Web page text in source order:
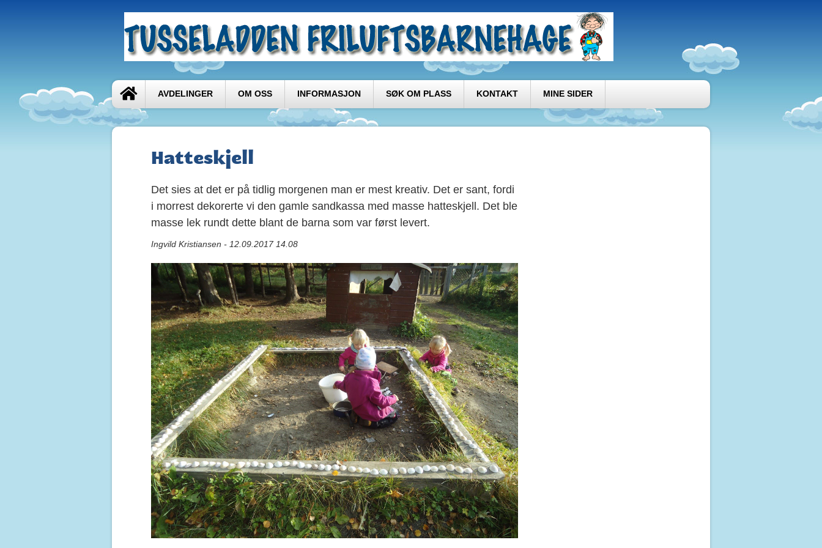
AVDELINGER OM OSS INFORMASJON SØK OM PLASS KONTAKT MINE SIDER
Hatteskjell
Det sies at det er på tidlig morgenen man er mest kreativ. Det er sant, fordi
i morrest dekorerte vi den gamle sandkassa med masse hatteskjell. Det ble
masse lek rundt dette blant de barna som var først levert.
Ingvild Kristiansen - 12.09.2017 14.08